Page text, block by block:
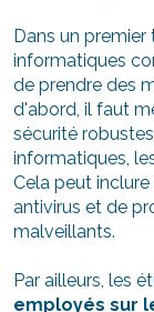
Dans un
informatiques
de prendre des
d'abord, il faut
sécurité
informatiques,
Cela peut
antivirus et de
malveillants.
Par ailleurs, les
employés sur